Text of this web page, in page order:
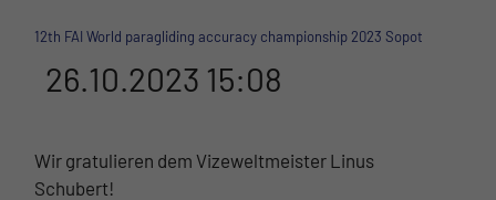
12th FAI World paragliding accuracy championship 2023 Sopot
26.10.2023 15:08
Wir gratulieren dem Vizeweltmeister Linus
Schubert!